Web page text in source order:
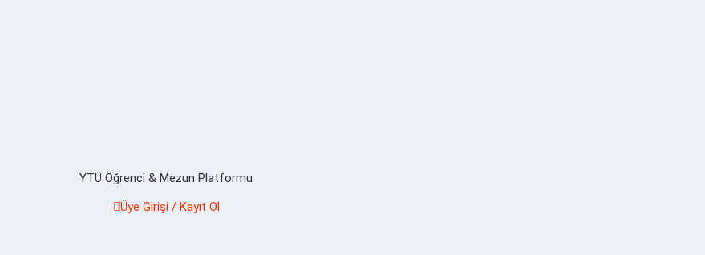
YTÜ Öğrenci & Mezun Platformu
Üye Girişi / Kayıt Ol